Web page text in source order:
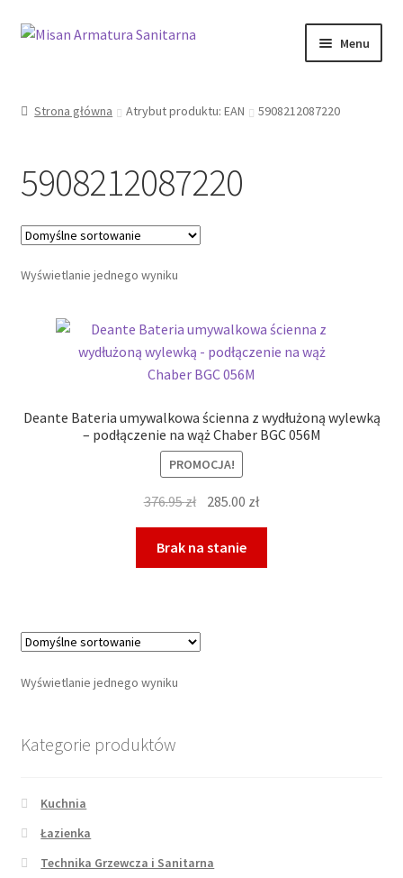
Przejdź
Przejdź
Menu
Kontakt
Informacje prawne
Strona główna Atrybut produktu: EAN 5908212087220
5908212087220
Wyświetlanie jednego wyniku
Deante Bateria umywalkowa ścienna z wydłużoną wylewką
– podłączenie na wąż Chaber BGC 056M
PROMOCJA!
376.95zł Pierwotna
wynosiła:
376.95 zł.
285.00 złAktualna
285.00 zł.
Brak na stanie
Wyświetlanie jednego wyniku
Kategorie produktów
Kuchnia
Łazienka
Technika Grzewcza i Sanitarna